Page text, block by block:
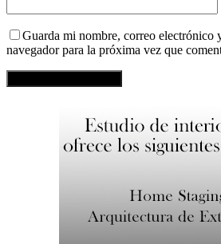
Guarda mi nombre, correo electrónico
navegador para la próxima vez que